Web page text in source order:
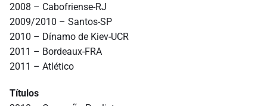
2008 – Cabofriense-RJ
2009/2010 – Santos-SP
2010 – Dínamo de Kiev-UCR
2011 – Bordeaux-FRA
2011 – Atlético
Títulos